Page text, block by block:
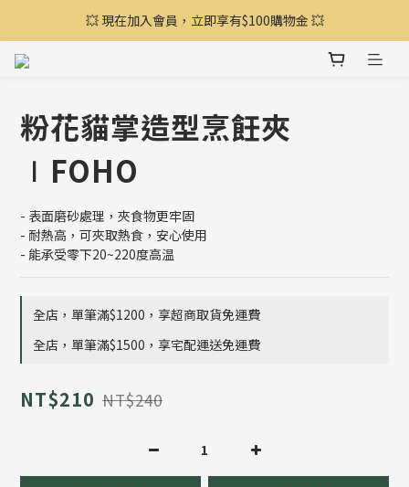
🔥 全館滿額享贈品，絕版品出清4折起 🔥
💥 現在加入會員，立即享有$100購物金 💥
粉花貓掌造型烹飪夾
∣FOHO
- 表面磨砂處理，夾食物更牢固
- 耐熱高，可夾取熱食，安心使用
- 能承受零下20~220度高温
全店，單筆滿$1200，享超商取貨免運費
全店，單筆滿$1500，享宅配運送免運費
NT$210 NT$240